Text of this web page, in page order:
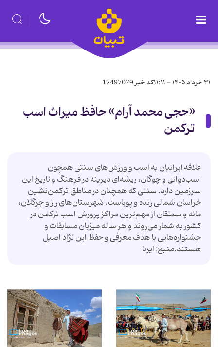
۳۱ خرداد ۱۴۰۵ - ۱۱:۱۱ کد خبر 12497079
«حجی محمد آرام» حافظ میراث اسب
ترکمن
علاقه ایرانیان به اسب و ورزش‌های سنتی همچون
اسب‌دوانی و چوگان، ریشه‌ای دیرینه در فرهنگ و تاریخ این
سرزمین دارد. سنتی که همچنان در مناطق ترکمن‌نشین
خراسان شمالی زنده و پویاست. شهرستان‌های راز و جرگلان،
مانه و سملقان از مهم‌ترین مراکز پرورش اسب ترکمن در
کشور به شمار می‌روند و هر ساله میزبان مسابقات و
جشنواره‌هایی با هدف معرفی و حفظ این نژاد اصیل
هستند.منبع: ایرنا